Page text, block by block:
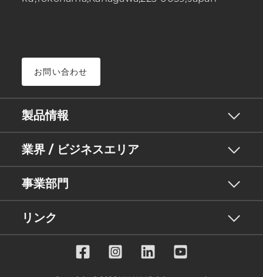
お問い合わせ
製品情報
業界 / ビジネスエリア
事業部門
リンク